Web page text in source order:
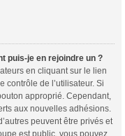
puis-je en rejoindre un ?
en cliquant sur le lien
contrôle de l’utilisateur. Si
approprié. Cependant,
aux nouvelles adhésions.
peuvent être privés et
est public, vous pouvez